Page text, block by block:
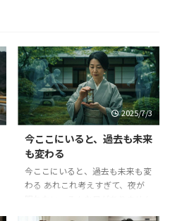
2025/7/3
今ここにいると、過去も未来
も変わる
今ここにいると、過去も未来も変
わる あれこれ考えすぎて、夜が